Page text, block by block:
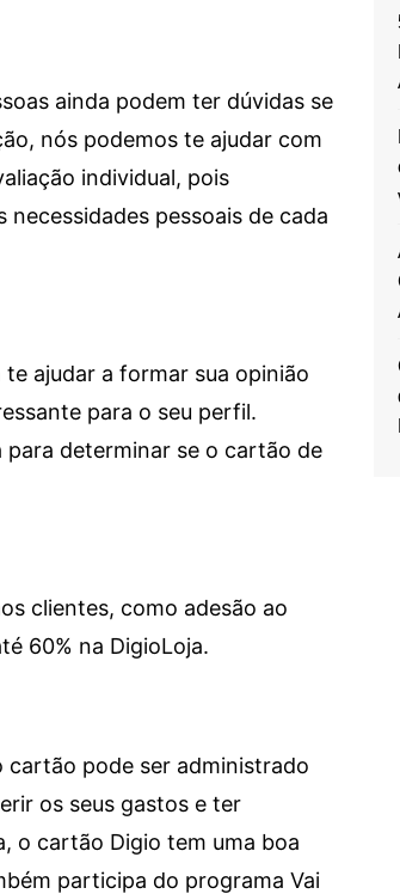
ainda podem ter dúvidas se
nós podemos te ajudar com
individual, pois
pessoais de cada
ajudar a formar sua opinião
para o seu perfil.
para determinar se o cartão de
clientes, como adesão ao
60% na DigioLoja.
cartão pode ser administrado
os seus gastos e ter
o cartão Digio tem uma boa
participa do programa Vai